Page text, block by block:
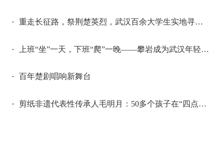
重走长征路，祭荆楚英烈，武汉百余大学生实地寻访祭扫湖北籍长征英烈挖掘革命故事
上班“坐”一天，下班“爬”一晚——攀岩成为武汉年轻人新宠
百年楚剧唱响新舞台
剪纸非遗代表性传承人毛明月：50多个孩子在“四点半学校”跟我学剪纸